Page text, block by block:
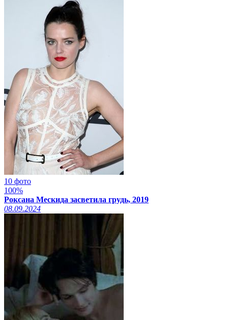
10 фото
100%
Роксана Мескида засветила грудь, 2019
08.09.2024